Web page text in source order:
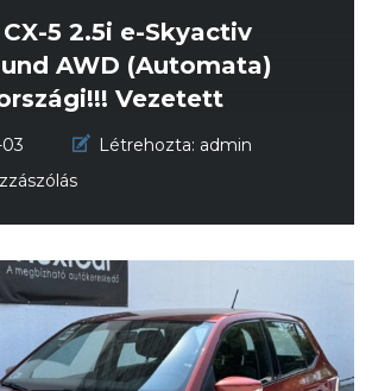
5 2.5i e-Skyactiv
AWD (Automata)
Vezetett
Létrehozta: admin